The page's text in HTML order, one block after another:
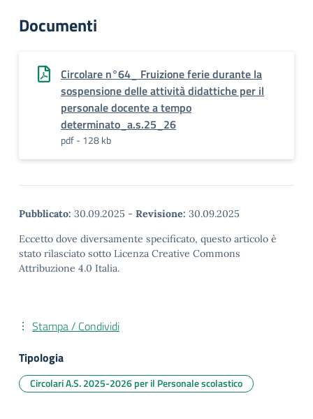
Documenti
Circolare n°64_ Fruizione ferie durante la
sospensione delle attività didattiche per il
personale docente a tempo
determinato_a.s.25_26
pdf - 128 kb
Pubblicato: 30.09.2025 - Revisione: 30.09.2025
Eccetto dove diversamente specificato, questo articolo è
stato rilasciato sotto Licenza Creative Commons
Attribuzione 4.0 Italia.
Stampa / Condividi
Tipologia
Circolari A.S. 2025-2026 per il Personale scolastico